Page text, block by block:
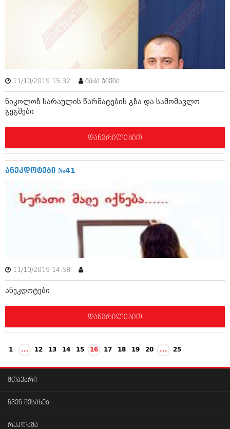
თებერვალი 2010 (421)
იანვარი 2010 (422)
დეკემბერი 2009 (510)
ნოემბერი 2009 (308)
თებერვალი 0216 (1)
დეკემბერი 0215 (1)
აგვისტო 0215 (2)
აგვისტო 0212 (1)
ივნისი 0212 (2)
11/10/2019 15:32 მაკა ჯიქია
ნიკოლოზ სარაულის წარმატების გზა და სამომავლო
გეგმები
დაწვრილებით
ანეკდოტები №41
11/10/2019 14:58 .
ანეკდოტები
დაწვრილებით
1 ... 12 13 14 15 16 17 18 19 20 ... 25
მთავარი
ჩვენ შესახებ
რეკლამა